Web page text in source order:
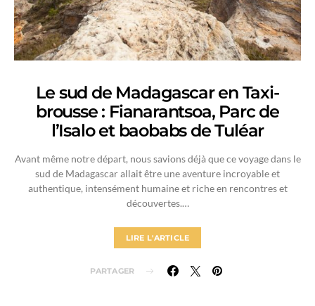
Le sud de Madagascar en Taxi-
brousse : Fianarantsoa, Parc de
l’Isalo et baobabs de Tuléar
Avant même notre départ, nous savions déjà que ce voyage dans le
sud de Madagascar allait être une aventure incroyable et
authentique, intensément humaine et riche en rencontres et
découvertes.…
LIRE L'ARTICLE
PARTAGER